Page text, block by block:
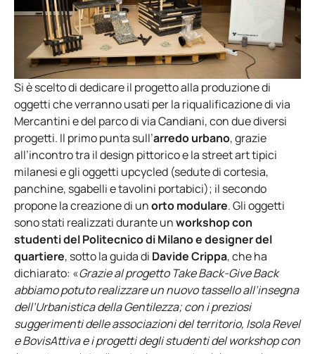
Si è scelto di dedicare il progetto alla produzione di
oggetti che verranno usati per la riqualificazione di via
Mercantini e del parco di via Candiani, con due diversi
progetti. Il primo punta sull’arredo urbano, grazie
all’incontro tra il design pittorico e la street art tipici
milanesi e gli oggetti upcycled (sedute di cortesia,
panchine, sgabelli e tavolini portabici); il secondo
propone la creazione di unorto modulare. Gli oggetti
sono stati realizzati durante unworkshop con
studenti del Politecnico di Milano e designer del
quartiere, sotto la guida di Davide Crippa, che ha
dichiarato: «Grazie al progetto Take Back-Give Back
abbiamo potuto realizzare un nuovo tassello all’insegna
dell’Urbanistica della Gentilezza; con i preziosi
suggerimenti delle associazioni del territorio, Isola Revel
e BovisAttiva e i progetti degli studenti del workshop con